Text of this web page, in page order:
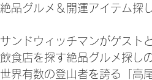
絶品グルメ＆開運アイテム探
サンドウィッチマンがゲスト
飲食店を探す絶品グルメ探し
世界有数の登山者を誇る「高